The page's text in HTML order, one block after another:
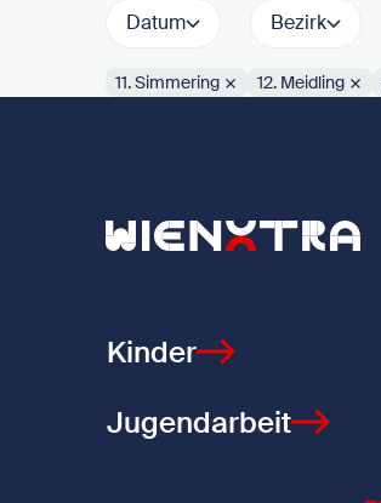
Datum Bezirk
Aktive Filter:
11. Simmering 12. Meidling
Zurück zur Startseite
Kinder
Jugendarbeit